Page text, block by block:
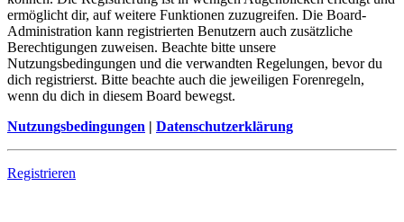
ermöglicht dir, auf weitere Funktionen zuzugreifen. Die Board-
Administration kann registrierten Benutzern auch zusätzliche
Berechtigungen zuweisen. Beachte bitte unsere
Nutzungsbedingungen und die verwandten Regelungen, bevor du
dich registrierst. Bitte beachte auch die jeweiligen Forenregeln,
wenn du dich in diesem Board bewegst.
Nutzungsbedingungen | Datenschutzerklärung
Registrieren